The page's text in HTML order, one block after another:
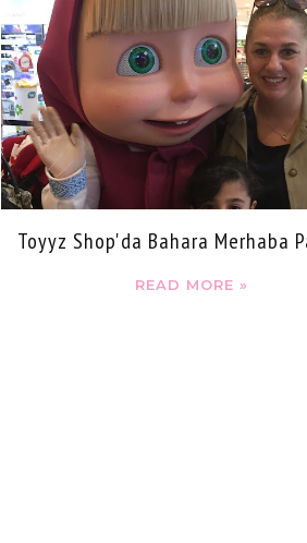
Toyyz Shop'da Bahara Merhaba
READ MORE »